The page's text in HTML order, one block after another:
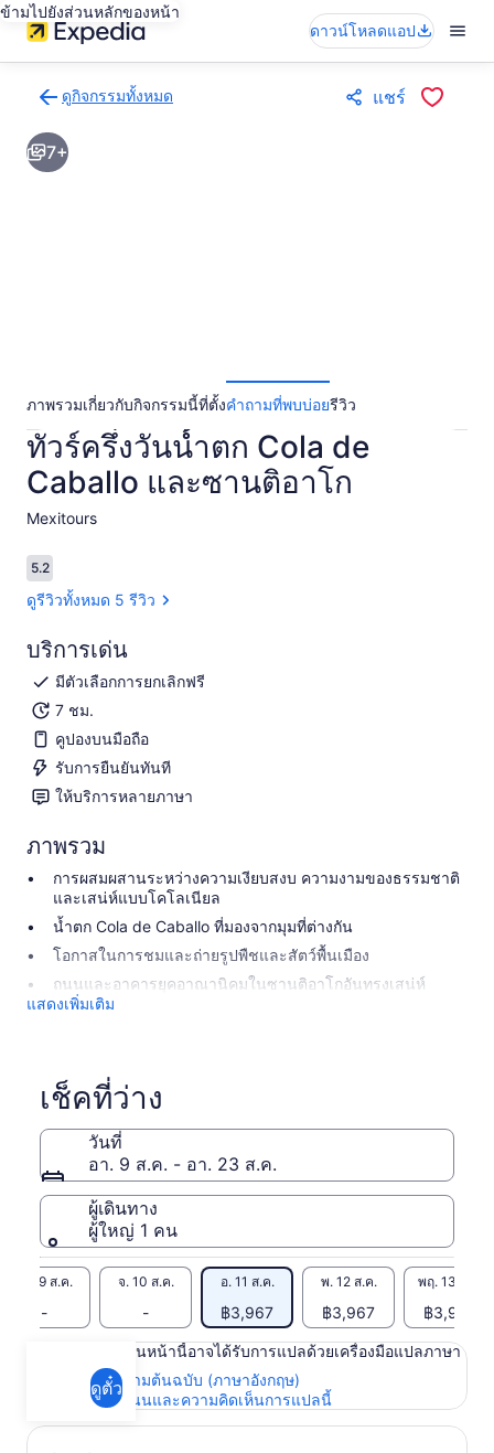
ข้ามไปยังส่วนหลักของหน้า
ดาวน์โหลดแอป
ดูกิจกรรมทั้งหมด
ไป
ยัง
หน้า
แชร์
7+
ภาพรวมเกี่ยวกับกิจกรรมนี้ที่ตั้งคำถามที่พบบ่อยรีวิว
ทัวร์ครึ่งวันน้ำตก Cola de
Caballo และซานติอาโก
Mexitours​
5.2
5.2 จาก 10
ดูรีวิวทั้งหมด 5 รีวิว
บริการเด่น
มีตัวเลือกการยกเลิกฟรี
7 ชม.
คูปองบนมือถือ
รับการยืนยันทันที
ให้บริการหลายภาษา
ภาพรวม
การผสมผสานระหว่างความเงียบสงบ ความงามของธรรมชาติ
และเสน่ห์แบบโคโลเนียล
น้ำตก Cola de Caballo ที่มองจากมุมที่ต่างกัน
โอกาสในการชมและถ่ายรูปพืชและสัตว์พื้นเมือง
ถนนและอาคารยุคอาณานิคมในซานติอาโกอันทรงเสน่ห์
แสดงเพิ่มเติม
เช็คที่ว่าง
วันที่
อา. 9 ส.ค. - อา. 23 ส.ค.
ผู้เดินทาง
ผู้ใหญ่ 1 คน
อา. 9 ส.ค.
-
จ. 10 ส.ค.
-
อ. 11 ส.ค.
฿3,967
พ. 12 ส.ค.
฿3,967
พฤ. 13 ส.ค.
฿3,967
ดูตั๋ว
เนื้อหาในหน้านี้อาจได้รับการแปลด้วยเครื่องมือแปลภาษา
ดูข้อความต้นฉบับ (ภาษาอังกฤษ)
ให้คะแนนและความคิดเห็นการแปลนี้